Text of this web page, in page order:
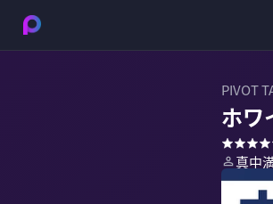
PIVOT
ホワ
真中